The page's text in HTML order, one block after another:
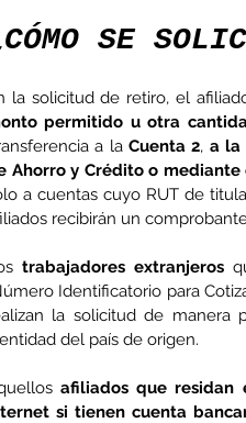
SE
la solicitud de retiro, el
permitido u otra
a la Cuenta 2, a la
Ahorro y Crédito o
a cuentas cuyo RUT de
recibirán un
trabajadores extranjeros
Identificatorio para
la solicitud de manera
del país de origen.
afiliados que
si tienen cuenta